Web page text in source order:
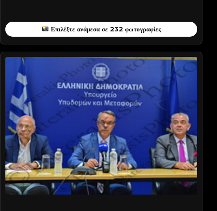
Επιλέξτε ανάμεσα σε 232 φωτογραφίες